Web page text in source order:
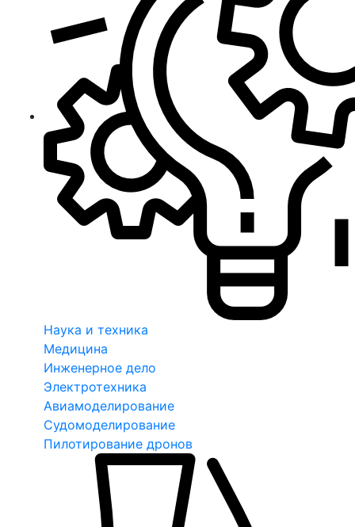
Наука и техника
Медицина
Инженерное дело
Электротехника
Авиамоделирование
Судомоделирование
Пилотирование дронов